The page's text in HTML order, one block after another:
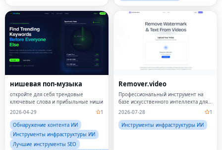
нишевая поп-музыка
откройте для себя трендовые
ключевые слова и прибыльные ниши
2026-04-29
1
Обнаружение контента ИИ
Инструменты инфраструктуры ИИ
Лучшие инструменты SEO
Remover.video
Профессиональный инструмент на
базе искусственного интеллекта для
удаления текста из видео, включая
2026-07-28
1
Инструменты инфраструктуры ИИ